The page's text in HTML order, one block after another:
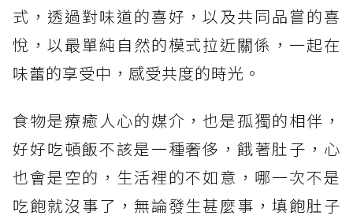
式，透過對味道的喜好，以及共同品嘗的喜
悅，以最單純自然的模式拉近關係，一起在
味蕾的享受中，感受共度的時光。
食物是療癒人心的媒介，也是孤獨的相伴，
好好吃頓飯不該是一種奢侈，餓著肚子，心
也會是空的，生活裡的不如意，哪一次不是
吃飽就沒事了，無論發生甚麼事，填飽肚子